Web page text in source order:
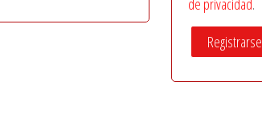
de privacidad.
Registrarse